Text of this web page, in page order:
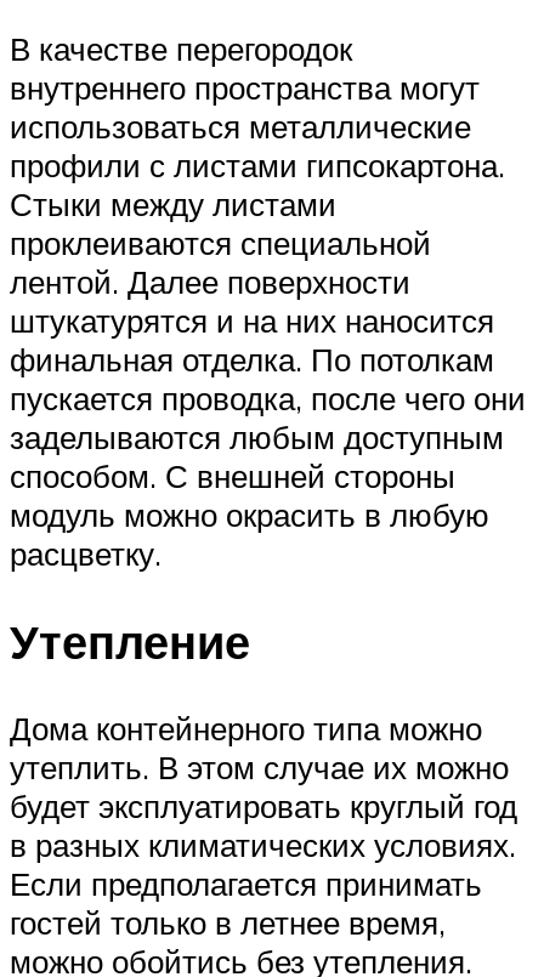
В качестве перегородок
внутреннего пространства могут
использоваться металлические
профили с листами гипсокартона.
Стыки между листами
проклеиваются специальной
лентой. Далее поверхности
штукатурятся и на них наносится
финальная отделка. По потолкам
пускается проводка, после чего они
заделываются любым доступным
способом. С внешней стороны
модуль можно окрасить в любую
расцветку.
Утепление
Дома контейнерного типа можно
утеплить. В этом случае их можно
будет эксплуатировать круглый год
в разных климатических условиях.
Если предполагается принимать
гостей только в летнее время,
можно обойтись без утепления.